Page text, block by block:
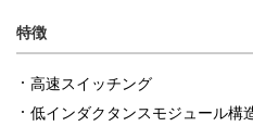
特徴
高速スイッチング
低インダクタンスモジュール構